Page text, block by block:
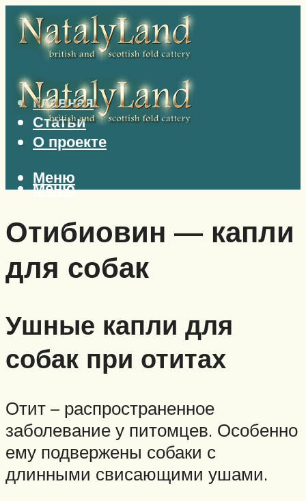
Главная
Статьи
О проекте
Меню
Меню
Отибиовин — капли
для собак
Ушные капли для
собак при отитах
Отит – распространенное
заболевание у питомцев. Особенно
ему подвержены собаки с
длинными свисающими ушами.